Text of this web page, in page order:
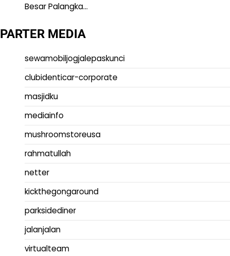
Besar Palangka…
PARTER MEDIA
sewamobiljogjalepaskunci
clubidenticar-corporate
masjidku
mediainfo
mushroomstoreusa
rahmatullah
netter
kickthegongaround
parksidediner
jalanjalan
virtualteam